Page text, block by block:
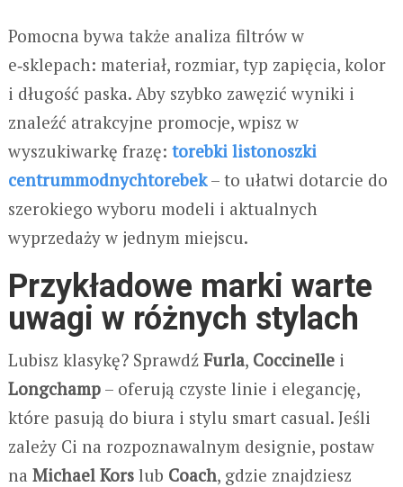
Pomocna bywa także analiza filtrów w
e‑sklepach: materiał, rozmiar, typ zapięcia, kolor
i długość paska. Aby szybko zawęzić wyniki i
znaleźć atrakcyjne promocje, wpisz w
wyszukiwarkę frazę: torebki listonoszki
centrummodnychtorebek– to ułatwi dotarcie do
szerokiego wyboru modeli i aktualnych
wyprzedaży w jednym miejscu.
Przykładowe marki warte
uwagi w różnych stylach
Lubisz klasykę? Sprawdź Furla, Coccinellei
Longchamp– oferują czyste linie i elegancję,
które pasują do biura i stylu smart casual. Jeśli
zależy Ci na rozpoznawalnym designie, postaw
na Michael Korslub Coach, gdzie znajdziesz